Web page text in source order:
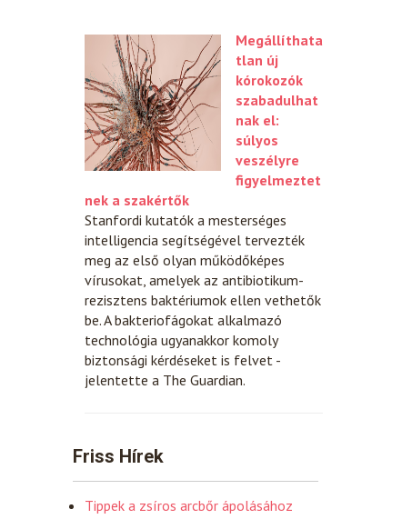
Megállíthata
tlan új
kórokozók
szabadulhat
nak el:
súlyos
veszélyre
figyelmeztet
nek a szakértők
Stanfordi kutatók a mesterséges
intelligencia segítségével tervezték
meg az első olyan működőképes
vírusokat, amelyek az antibiotikum-
rezisztens baktériumok ellen vethetők
be. A bakteriofágokat alkalmazó
technológia ugyanakkor komoly
biztonsági kérdéseket is felvet -
jelentette a The Guardian.
Friss Hírek
Tippek a zsíros arcbőr ápolásához